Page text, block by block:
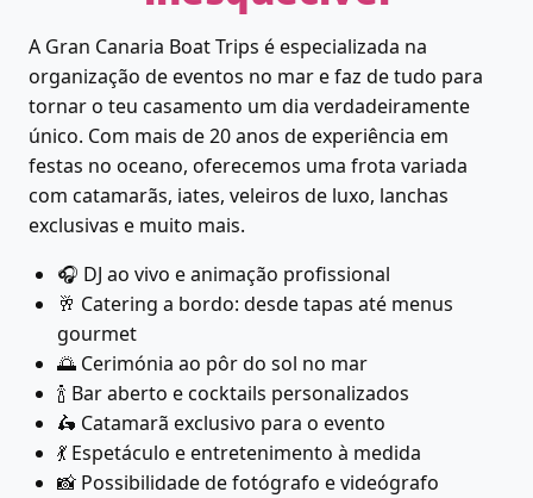
A Gran Canaria Boat Trips é especializada na
organização de eventos no mar e faz de tudo para
tornar o teu casamento um dia verdadeiramente
único. Com mais de 20 anos de experiência em
festas no oceano, oferecemos uma frota variada
com catamarãs, iates, veleiros de luxo, lanchas
exclusivas e muito mais.
🎧 DJ ao vivo e animação profissional
🥂 Catering a bordo: desde tapas até menus
gourmet
🌅 Cerimónia ao pôr do sol no mar
🍾 Bar aberto e cocktails personalizados
🛵️ Catamarã exclusivo para o evento
💃 Espetáculo e entretenimento à medida
📸 Possibilidade de fotógrafo e videógrafo